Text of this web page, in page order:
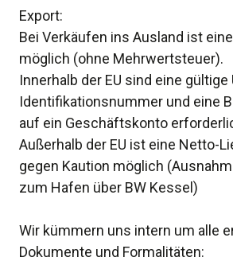
Export:
Bei Verkäufen ins Ausland ist
möglich (ohne Mehrwertsteuer).
Innerhalb der EU sind eine
Identifikationsnummer und eine
auf ein Geschäftskonto
Außerhalb der EU ist eine Netto-
gegen Kaution möglich
zum Hafen über BW Kessel)
Wir kümmern uns intern um alle
Dokumente und Formalitäten: